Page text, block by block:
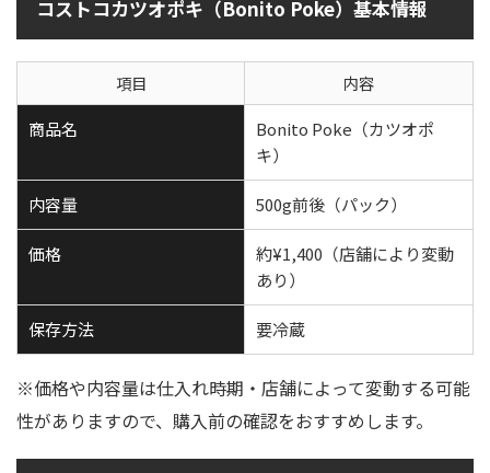
コストコカツオポキ（Bonito Poke）基本情報
項目
内容
商品名
Bonito Poke（カツオポ
キ）
内容量 500g前後（パック）
価格
約¥1,400（店舗により変動
あり）
保存方法 要冷蔵
※価格や内容量は仕入れ時期・店舗によって変動する可能
性がありますので、購入前の確認をおすすめします。